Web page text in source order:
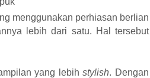
menggunakan perhiasan berlian
lebih dari satu. Hal tersebut
yang lebih stylish. Dengan